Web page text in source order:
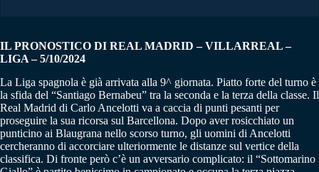
IL PRONOSTICO DI REAL MADRID – VILLARREAL –
LIGA – 5/10/2024
La Liga spagnola è già arrivata alla 9^ giornata. Piatto forte del turno è
la sfida del “Santiago Bernabeu” tra la seconda e la terza della classe. Il
Real Madrid di Carlo Ancelotti va a caccia di punti pesanti per
proseguire la sua ricorsa sul Barcellona. Dopo aver rosicchiato un
punticino ai Blaugrana nello scorso turno, gli uomini di Ancelotti
cercheranno di accorciare ulteriormente le distanze sul vertice della
classifica. Di fronte però c’è un avversario complicato: il “Sottomarino